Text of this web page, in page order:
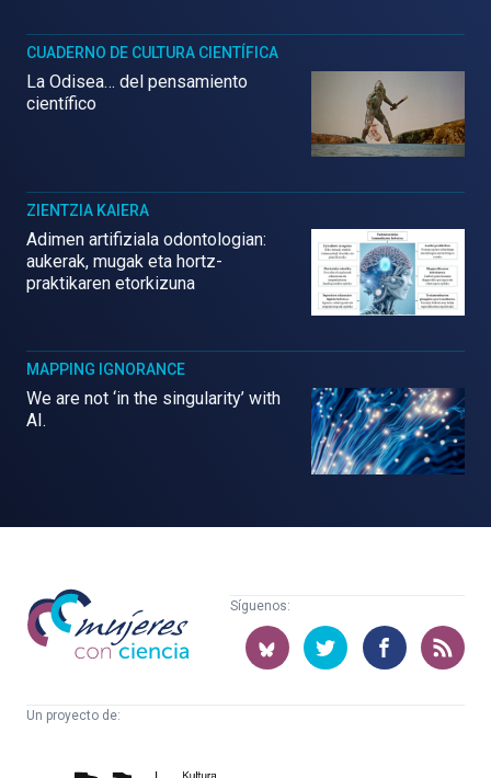
CUADERNO DE CULTURA CIENTÍFICA
La Odisea… del pensamiento
científico
ZIENTZIA KAIERA
Adimen artifiziala odontologian:
aukerak, mugak eta hortz-
praktikaren etorkizuna
MAPPING IGNORANCE
We are not ‘in the singularity’ with
AI.
Mujeres
con
ciencia
Síguenos:
Un proyecto de: